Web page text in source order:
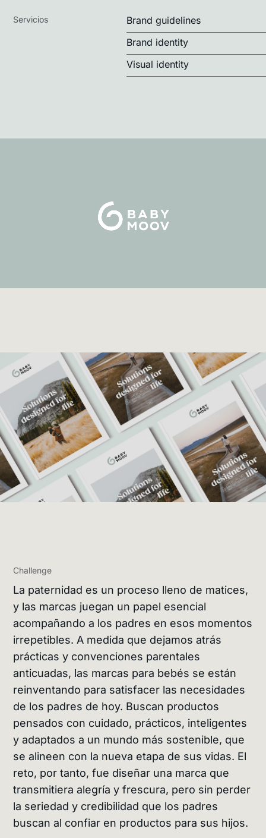
Servicios
Brand guidelines
Brand identity
Visual identity
Challenge
La paternidad es un proceso lleno de matices,
y las marcas juegan un papel esencial
acompañando a los padres en esos momentos
irrepetibles. A medida que dejamos atrás
prácticas y convenciones parentales
anticuadas, las marcas para bebés se están
reinventando para satisfacer las necesidades
de los padres de hoy. Buscan productos
pensados con cuidado, prácticos, inteligentes
y adaptados a un mundo más sostenible, que
se alineen con la nueva etapa de sus vidas. El
reto, por tanto, fue diseñar una marca que
transmitiera alegría y frescura, pero sin perder
la seriedad y credibilidad que los padres
buscan al confiar en productos para sus hijos.